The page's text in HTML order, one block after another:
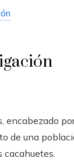
encabezado
de una